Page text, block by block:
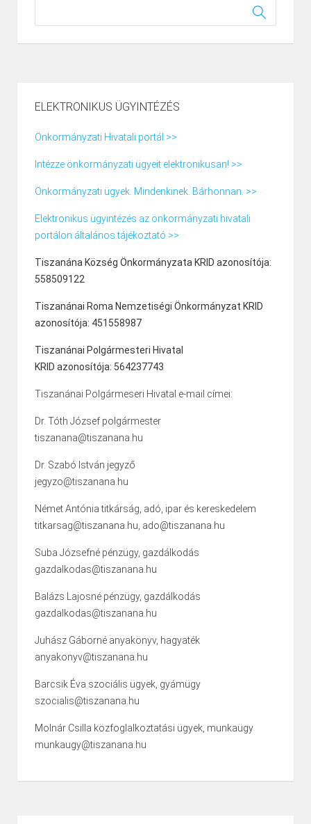
ELEKTRONIKUS ÜGYINTÉZÉS
Önkormányzati Hivatali portál >>
Intézze önkormányzati ügyeit elektronikusan! >>
Önkormányzati ügyek. Mindenkinek. Bárhonnan. >>
Elektronikus ügyintézés az önkormányzati hivatali
portálon általános tájékoztató >>
Tiszanána Község Önkormányzata KRID azonosítója:
558509122
Tiszanánai Roma Nemzetiségi Önkormányzat KRID
azonosítója: 451558987
Tiszanánai Polgármesteri Hivatal
KRID azonosítója: 564237743
Tiszanánai Polgármeseri Hivatal e-mail címei:
Dr. Tóth József polgármester
tiszanana@tiszanana.hu
Dr. Szabó István jegyző
jegyzo@tiszanana.hu
Német Antónia titkárság, adó, ipar és kereskedelem
titkarsag@tiszanana.hu, ado@tiszanana.hu
Suba Józsefné pénzügy, gazdálkodás
gazdalkodas@tiszanana.hu
Balázs Lajosné pénzügy, gazdálkodás
gazdalkodas@tiszanana.hu
Juhász Gáborné anyakönyv, hagyaték
anyakonyv@tiszanana.hu
Barcsik Éva szociális ügyek, gyámügy
szocialis@tiszanana.hu
Molnár Csilla közfoglalkoztatási ügyek, munkaügy
munkaugy@tiszanana.hu